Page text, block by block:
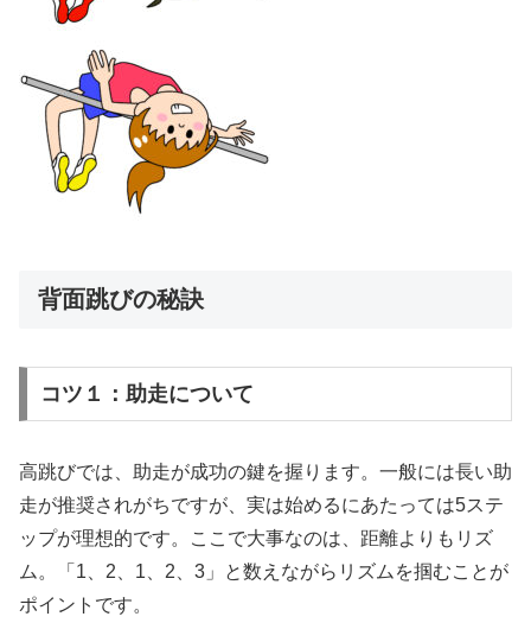
背面跳びの秘訣
コツ１：助走について
高跳びでは、助走が成功の鍵を握ります。一般には長い助
走が推奨されがちですが、実は始めるにあたっては5ステ
ップが理想的です。ここで大事なのは、距離よりもリズ
ム。「1、2、1、2、3」と数えながらリズムを掴むことが
ポイントです。